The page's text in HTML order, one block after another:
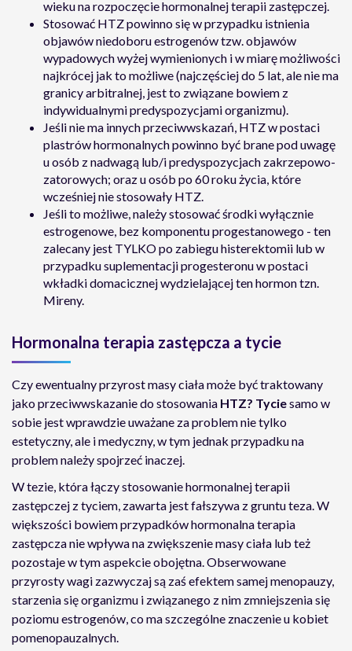
wieku na rozpoczęcie hormonalnej terapii zastępczej.
Stosować HTZ powinno się w przypadku istnienia
objawów niedoboru estrogenów tzw. objawów
wypadowych wyżej wymienionych i w miarę możliwości
najkrócej jak to możliwe (najczęściej do 5 lat, ale nie ma
granicy arbitralnej, jest to związane bowiem z
indywidualnymi predyspozycjami organizmu).
Jeśli nie ma innych przeciwwskazań, HTZ w postaci
plastrów hormonalnych powinno być brane pod uwagę
u osób z nadwagą lub/i predyspozycjach zakrzepowo-
zatorowych; oraz u osób po 60 roku życia, które
wcześniej nie stosowały HTZ.
Jeśli to możliwe, należy stosować środki wyłącznie
estrogenowe, bez komponentu progestanowego - ten
zalecany jest TYLKO po zabiegu histerektomii lub w
przypadku suplementacji progesteronu w postaci
wkładki domacicznej wydzielającej ten hormon tzn.
Mireny.
Hormonalna terapia zastępcza a tycie
Czy ewentualny przyrost masy ciała może być traktowany
jako przeciwwskazanie do stosowania HTZ? Tyciesamo w
sobie jest wprawdzie uważane za problem nie tylko
estetyczny, ale i medyczny, w tym jednak przypadku na
problem należy spojrzeć inaczej.
W tezie, która łączy stosowanie hormonalnej terapii
zastępczej z tyciem, zawarta jest fałszywa z gruntu teza. W
większości bowiem przypadków hormonalna terapia
zastępcza nie wpływa na zwiększenie masy ciała lub też
pozostaje w tym aspekcie obojętna. Obserwowane
przyrosty wagi zazwyczaj są zaś efektem samej menopauzy,
starzenia się organizmu i związanego z nim zmniejszenia się
poziomu estrogenów, co ma szczególne znaczenie u kobiet
pomenopauzalnych.